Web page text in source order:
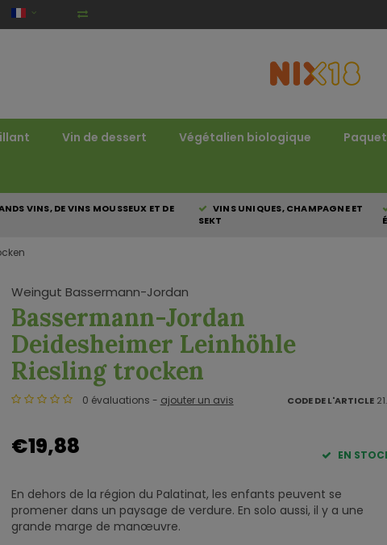
Vin de dessert Végétalien biologique
VINS, DE VINS MOUSSEUX ET DE
VINS UNIQUES, CHAMPAGNE ET
SEKT
Weingut Bassermann-Jordan
Bassermann-Jordan
Deidesheimer Leinhöhle
Riesling trocken
0 évaluations - ajouter un avis CODE DE L'ARTICLE
€19,88 EN
En dehors de la région du Palatinat, les enfants peuvent se
promener dans un paysage de verdure. En solo aussi, il y a une
grande marge de manœuvre.